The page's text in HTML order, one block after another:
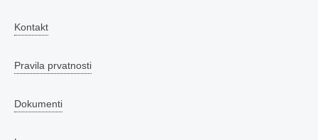
Kontakt
Pravila prvatnosti
Dokumenti